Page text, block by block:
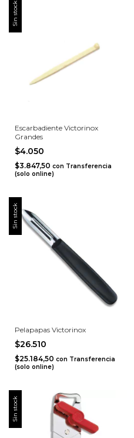
Sin stock
Escarbadiente Victorinox
Grandes
$4.050
$3.847,50 con Transferencia
(solo online)
Sin stock
Pelapapas Victorinox
$26.510
$25.184,50 con Transferencia
(solo online)
Sin stock